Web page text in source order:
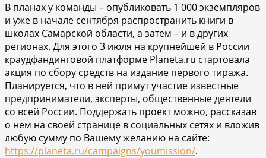
В планах у команды – опубликовать 1 000 экземпляров
и уже в начале сентября распространить книги в
школах Самарской области, а затем – и в других
регионах. Для этого 3 июля на крупнейшей в России
краудфандинговой платформе Planeta.ru стартовала
акция по сбору средств на издание первого тиража.
Планируется, что в ней примут участие известные
предприниматели, эксперты, общественные деятели
со всей России. Поддержать проект можно, рассказав
о нем на своей странице в социальных сетях и вложив
любую сумму по Вашему желанию на сайте:
https://planeta.ru/campaigns/youmission/.